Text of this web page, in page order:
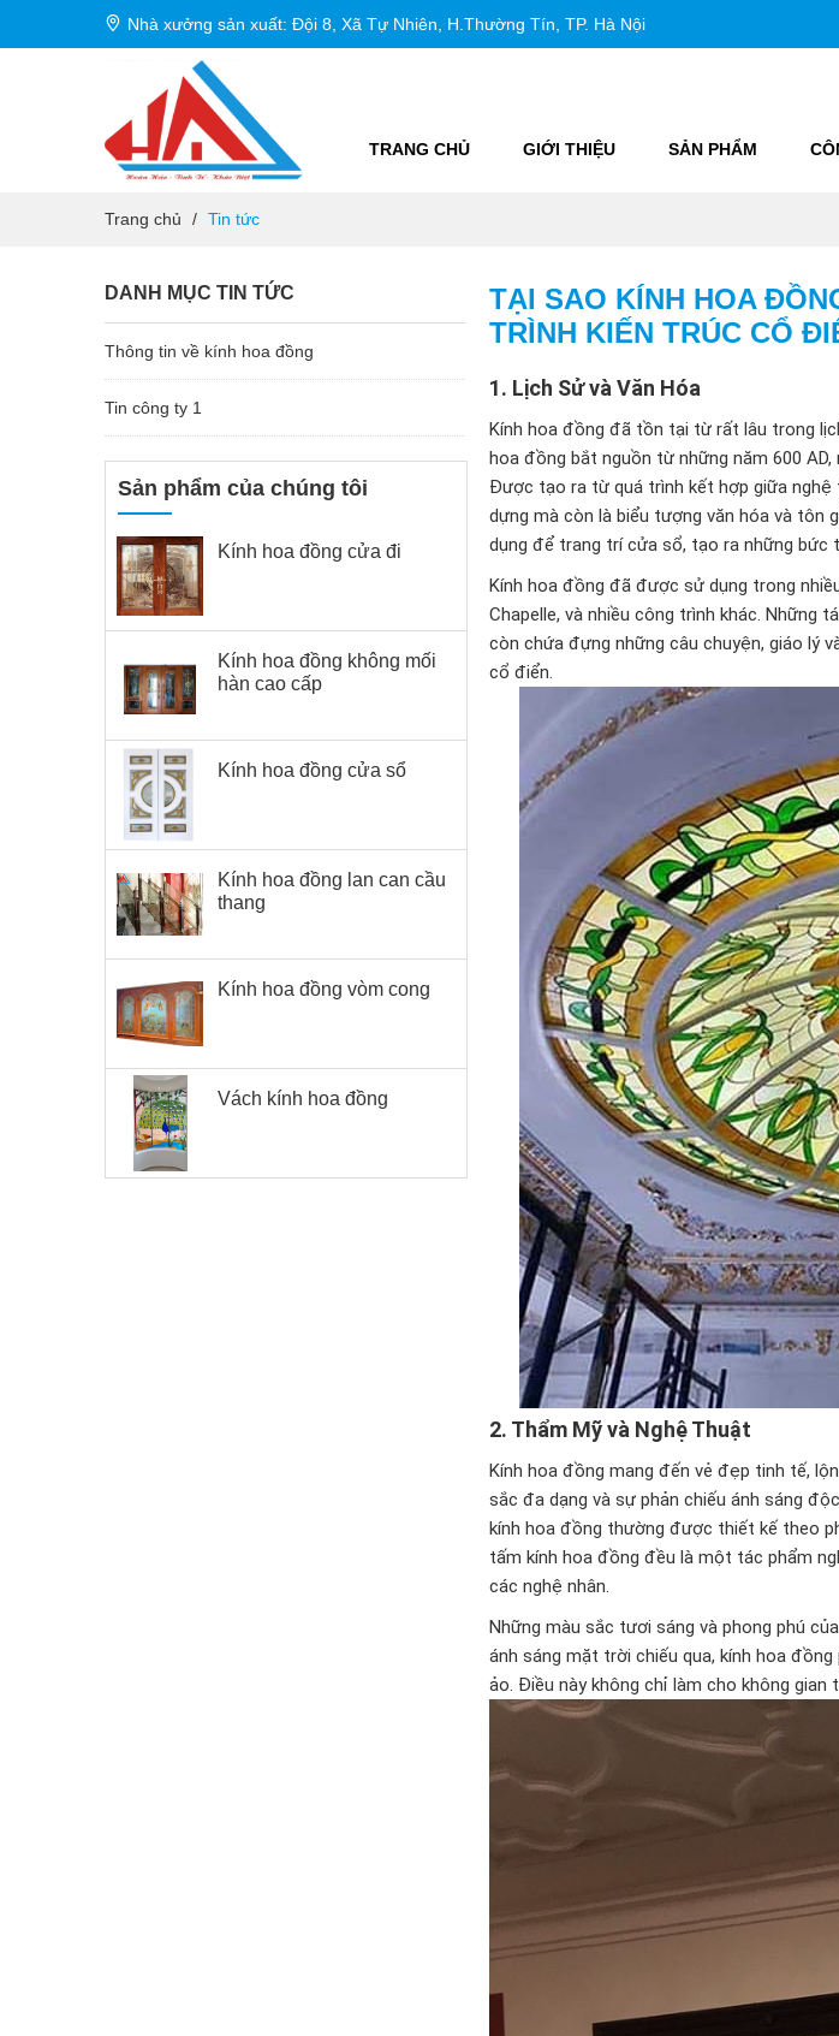
Nhà xưởng sản xuất: Đội 8, Xã Tự Nhiên, H.Thường Tín, TP. Hà Nội
TRANG CHỦ GIỚI THIỆU SẢN PHẨM
Trang chủ / Tin tức
DANH MỤC TIN TỨC
Thông tin về kính hoa đồng
Tin công ty 1
Sản phẩm của chúng tôi
Kính hoa đồng cửa đi
Kính hoa đồng không mối
hàn cao cấp
Kính hoa đồng cửa sổ
Kính hoa đồng lan can cầu
thang
Kính hoa đồng vòm cong
Vách kính hoa đồng
TẠI SAO KÍNH HOA
TRÌNH KIẾN TRÚC CỔ
1. Lịch Sử và Văn Hóa
Kính hoa đồng đã tồn tại từ rất lâu trong
hoa đồng bắt nguồn từ những năm 600
Được tạo ra từ quá trình kết hợp giữa nghệ
dựng mà còn là biểu tượng văn hóa và tôn
dụng để trang trí cửa sổ, tạo ra những bức
Kính hoa đồng đã được sử dụng trong
Chapelle, và nhiều công trình khác. Những
còn chứa đựng những câu chuyện, giáo lý
cổ điển.
2. Thẩm Mỹ và Nghệ Thuật
Kính hoa đồng mang đến vẻ đẹp tinh tế,
sắc đa dạng và sự phản chiếu ánh sáng
kính hoa đồng thường được thiết kế theo
tấm kính hoa đồng đều là một tác phẩm
các nghệ nhân.
Những màu sắc tươi sáng và phong phú
ánh sáng mặt trời chiếu qua, kính hoa
ảo. Điều này không chỉ làm cho không